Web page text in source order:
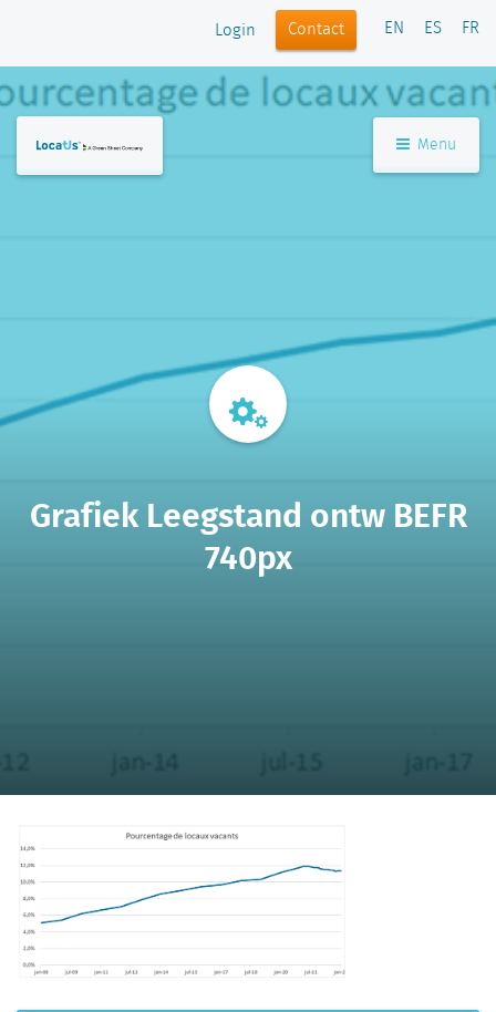
Login Contact EN ES FR
Menu
Grafiek Leegstand ontw BEFR
740px